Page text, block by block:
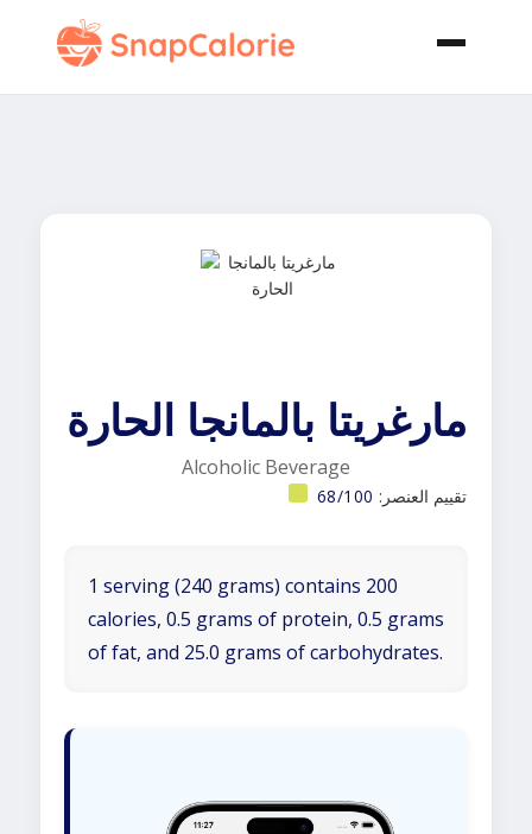
مارغريتا بالمانجا الحارة
Alcoholic Beverage
تقييم العنصر: 68/100
1 serving (240 grams) contains 200
calories, 0.5 grams of protein, 0.5 grams
of fat, and 25.0 grams of carbohydrates.